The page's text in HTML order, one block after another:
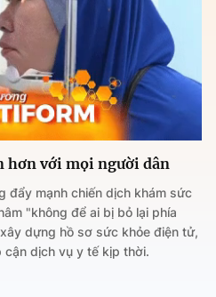
hơn với mọi người dân
đẩy mạnh chiến dịch khám sức
"không để ai bị bỏ lại phía
dựng hồ sơ sức khỏe điện tử,
dịch vụ y tế kịp thời.